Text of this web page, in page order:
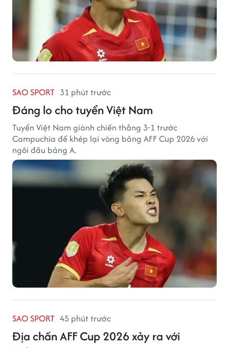
SAO SPORT 31 phút trước
Đáng lo cho tuyển Việt Nam
Tuyển Việt Nam giành chiến thắng 3-1 trước
Campuchia để khép lại vòng bảng AFF Cup 2026 với
ngôi đầu bảng A.
SAO SPORT 45 phút trước
Địa chấn AFF Cup 2026 xảy ra với